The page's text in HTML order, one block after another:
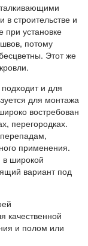
строительстве и
при установке
потому
Этот же
и для
для монтажа
востребован
перегородках.
применения.
в широкой
вариант под
качественной
и полом или